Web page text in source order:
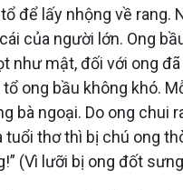
để lấy nhộng về
của người lớn. Ong
như mật, đối với ong
ong bầu không khó.
bà ngoại. Do ong
thơ thì bị chú ong
(Vì lưỡi bị ong đốt